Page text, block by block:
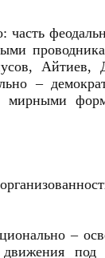
часть
Айтиев,
–
мирными
–
под